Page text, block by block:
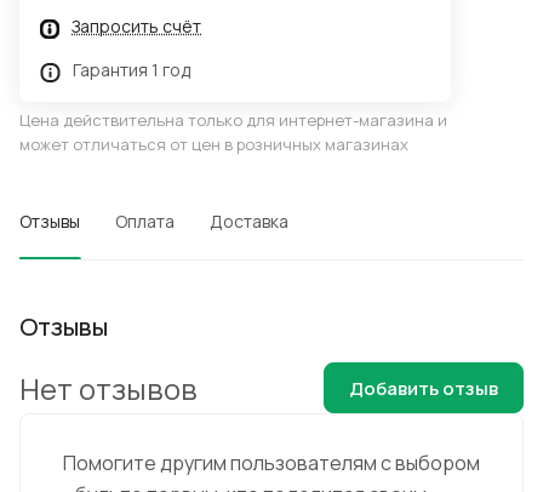
Запросить счёт
Гарантия 1 год
Цена действительна только для интернет-магазина и
может отличаться от цен в розничных магазинах
Отзывы Оплата Доставка
Отзывы
Помогите другим пользователям с выбором
Нет отзывов Добавить отзыв